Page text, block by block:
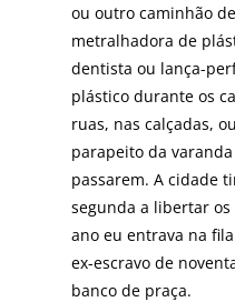
ou outro caminhão
metralhadora de
dentista ou lança-
plástico durante os
ruas, nas calçadas,
parapeito da
passarem. A cidade
segunda a libertar os
ano eu entrava na
ex-escravo de
banco de praça.